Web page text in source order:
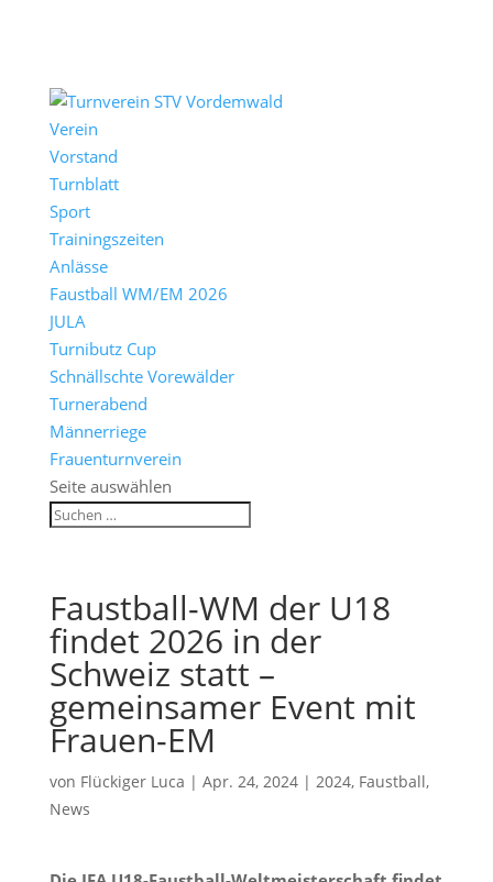
Verein
Vorstand
Turnblatt
Sport
Trainingszeiten
Anlässe
Faustball WM/EM 2026
JULA
Turnibutz Cup
Schnällschte Vorewälder
Turnerabend
Männerriege
Frauenturnverein
Seite auswählen
Faustball-WM der U18
findet 2026 in der
Schweiz statt –
gemeinsamer Event mit
Frauen-EM
von Flückiger Luca | Apr. 24, 2024| 2024, Faustball,
News